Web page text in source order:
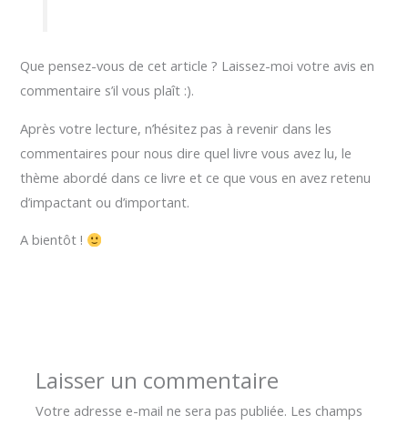
Que pensez-vous de cet article ? Laissez-moi votre avis en
commentaire s’il vous plaît :).
Après votre lecture, n’hésitez pas à revenir dans les
commentaires pour nous dire quel livre vous avez lu, le
thème abordé dans ce livre et ce que vous en avez retenu
d’impactant ou d’important.
A bientôt !
Laisser un commentaire
Votre adresse e-mail ne sera pas publiée. Les champs